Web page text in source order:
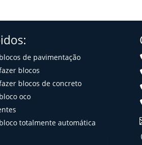
de pavimentação
blocos
blocos de concreto
oco
totalmente automática